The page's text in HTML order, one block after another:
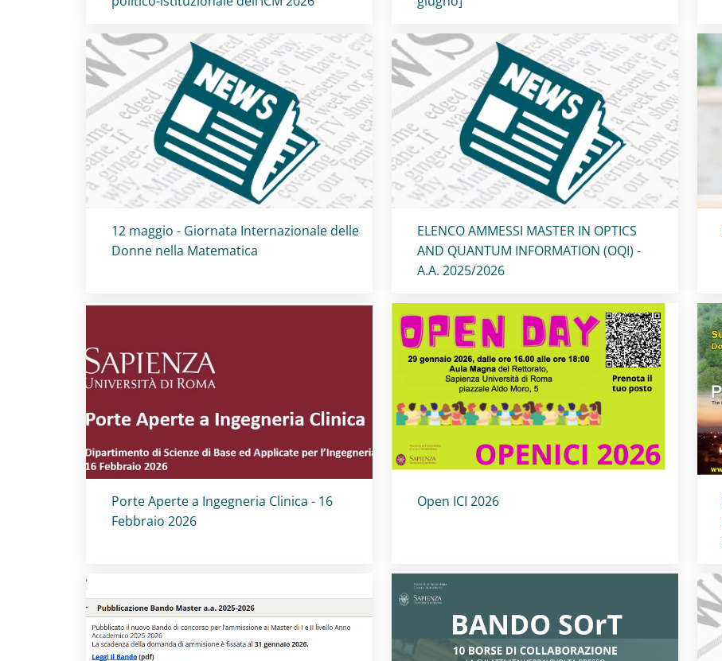
Titolo card:
12 maggio - Giornata Internazionale delle
Donne nella Matematica
Titolo card:
ELENCO AMMESSI MASTER IN OPTICS
AND QUANTUM INFORMATION (OQI) -
A.A. 2025/2026
Titolo card:
Porte Aperte a Ingegneria Clinica - 16
Febbraio 2026
Titolo card:
Open ICI 2026